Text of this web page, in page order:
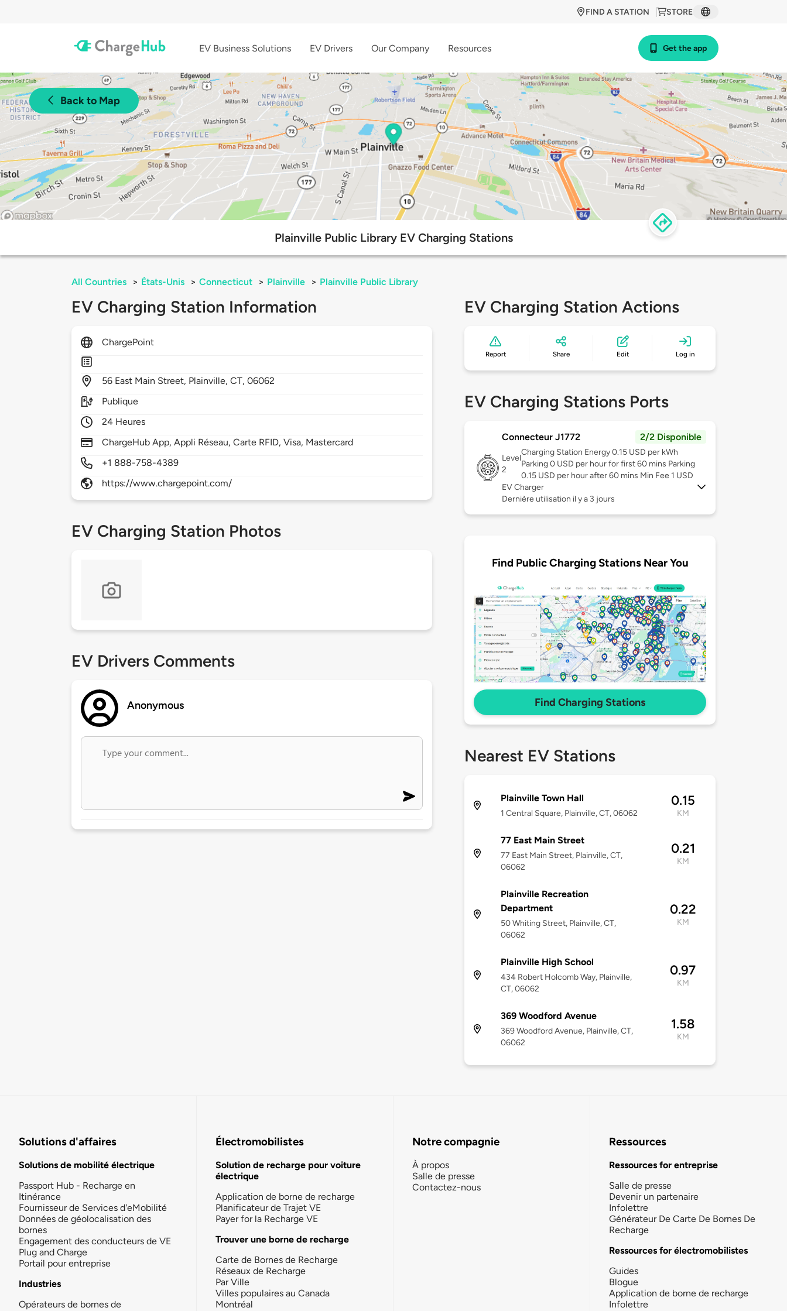
STORE
FIND A STATION
EV Business Solutions EV Drivers Our Company Resources Get the app
Back to Map
Plainville Public Library EV Charging Stations
All Countries > États-Unis > Connecticut > Plainville > Plainville Public Library
EV Charging Station Information
ChargePoint
56 East Main Street, Plainville,CT,06062
Publique
24 Heures
ChargeHub App, Appli Réseau, Carte RFID, Visa, Mastercard
+1 888-758-4389
https://www.chargepoint.com/
EV Charging Station Photos
EV Drivers Comments
Anonymous
EV Charging Station Actions
Report Share Edit Log in
EV Charging Stations Ports
Connecteur J1772 2/2 Disponible
Level
2
Charging Station Energy 0.15 USD per kWh
Parking 0 USD per hour for first 60 mins Parking
0.15 USD per hour after 60 mins Min Fee 1 USD
EV Charger
Dernière utilisation il y a 3 jours
Find Public Charging Stations Near You
Find Charging Stations
Nearest EV Stations
Plainville Town Hall
1 Central Square, Plainville, CT, 06062
0.15
KM
77 East Main Street
77 East Main Street, Plainville, CT,
06062
0.21
KM
Plainville Recreation
Department
50 Whiting Street, Plainville, CT,
06062
0.22
KM
Plainville High School
434 Robert Holcomb Way, Plainville,
CT, 06062
0.97
KM
369 Woodford Avenue
369 Woodford Avenue, Plainville, CT,
06062
1.58
KM
Solutions d'affaires
Solutions de mobilité électrique
Passport Hub - Recharge en
Itinérance
Fournisseur de Services d'eMobilité
Données de géolocalisation des
bornes
Engagement des conducteurs de VE
Plug and Charge
Portail pour entreprise
Industries
Opérateurs de bornes de
Électromobilistes
Solution de recharge pour voiture
électrique
Application de borne de recharge
Planificateur de Trajet VE
Payer for la Recharge VE
Trouver une borne de recharge
Carte de Bornes de Recharge
Réseaux de Recharge
Par Ville
Villes populaires au Canada
Montréal
Notre compagnie
À propos
Salle de presse
Contactez-nous
Ressources
Ressources for entreprise
Salle de presse
Devenir un partenaire
Infolettre
Générateur De Carte De Bornes De
Recharge
Ressources for électromobilistes
Guides
Blogue
Application de borne de recharge
Infolettre